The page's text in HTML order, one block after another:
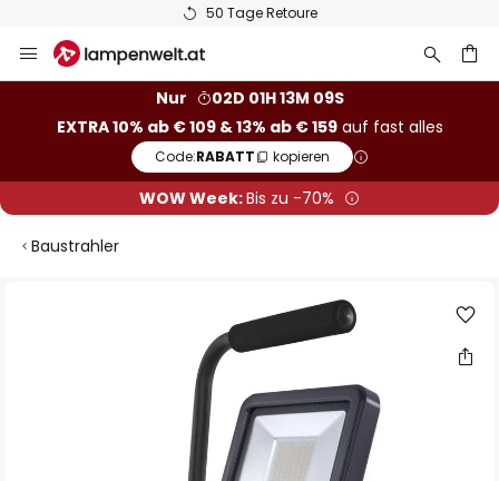
50 Tage Retoure
Inhalt
Nur
02D 01H 13M 08S
EXTRA 10% ab € 109 & 13% ab € 159auf fast alles
Code:RABATT kopieren
WOW Week:Bis zu -70%
Baustrahler